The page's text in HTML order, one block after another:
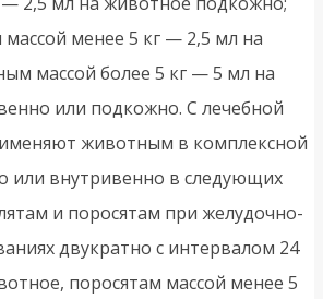
менее 5 кг — 2,5 мл на
массой более 5 кг — 5 мл на
или подкожно. С лечебной
животным в комплексной
или внутривенно в следующих
и поросятам при желудочно-
двукратно с интервалом 24
поросятам массой менее 5